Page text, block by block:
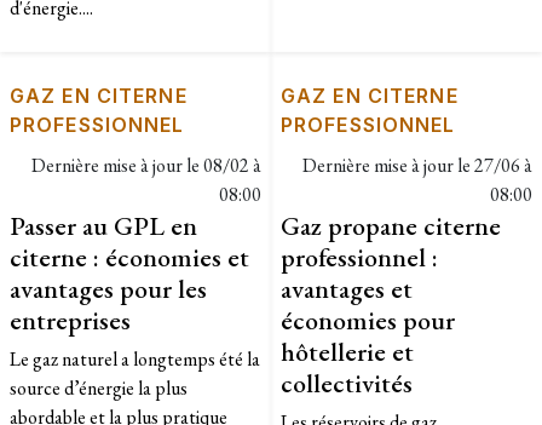
d'énergie....
GAZ EN CITERNE
PROFESSIONNEL
Dernière mise à jour le08/02 à
08:00
Passer au GPL en
citerne : économies et
avantages pour les
entreprises
Le gaz naturel a longtemps été la
source d’énergie la plus
abordable et la plus pratique
GAZ EN CITERNE
PROFESSIONNEL
Dernière mise à jour le27/06 à
08:00
Gaz propane citerne
professionnel :
avantages et
économies pour
hôtellerie et
collectivités